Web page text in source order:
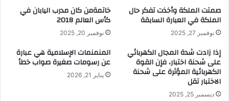
صمتت الملكة وأخذت تفكر حال
الملكة في العبارة السابقة
نوفمبر 27, 2025
خاتمةمن كان مدرب اليابان في
كأس العالم 2018
نوفمبر 20, 2025
إذا زادت شدة المجال الكهربائي
على شحنة اختبار، فإن القوة
الكهربائية المؤثرة على شحنة
الاختبار تقل
ديسمبر 25, 2025
المنمنمات الإسلامية هي عبارة
عن رسومات صغيرة صواب خطأ
يناير 21, 2026